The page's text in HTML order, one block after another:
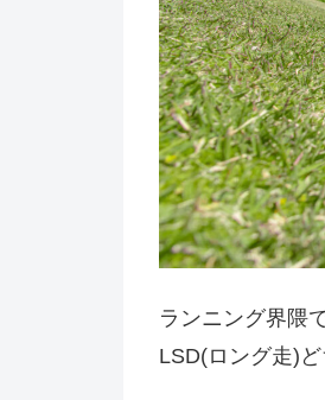
ランニング界隈
LSD(ロング走)